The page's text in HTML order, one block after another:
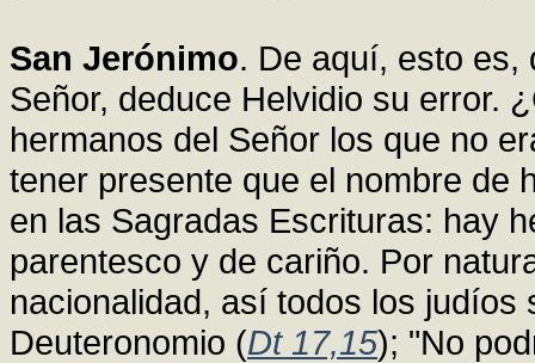
San Jerónimo. De aquí, esto es,
Señor, deduce Helvidio su error.
hermanos del Señor los que no
tener presente que el nombre de
en las Sagradas Escrituras: hay
parentesco y de cariño. Por
nacionalidad, así todos los
Deuteronomio (Dt 17,15); "No